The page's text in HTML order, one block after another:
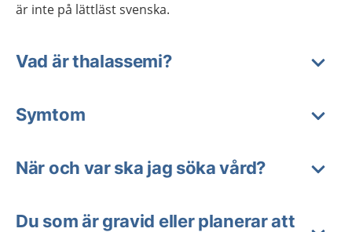
är inte på lättläst svenska.
Vad är thalassemi?
Symtom
När och var ska jag söka vård?
Du som är gravid eller planerar att